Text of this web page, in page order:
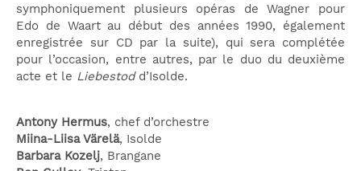
symphoniquement plusieurs opéras de Wagner pour
Edo de Waart au début des années 1990, également
enregistrée sur CD par la suite), qui sera complétée
pour l’occasion, entre autres, par le duo du deuxième
acte et le Liebestodd’Isolde.
Antony Hermus, chef d’orchestre
Miina-Liisa Värelä, Isolde
Barbara Kozelj, Brangane